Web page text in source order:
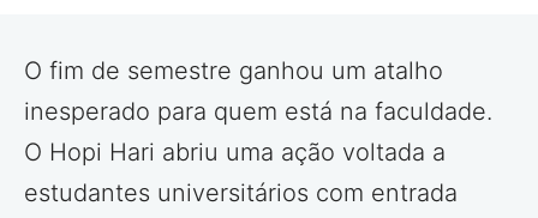
O fim de semestre ganhou um atalho
inesperado para quem está na faculdade.
O Hopi Hari abriu uma ação voltada a
estudantes universitários com entrada